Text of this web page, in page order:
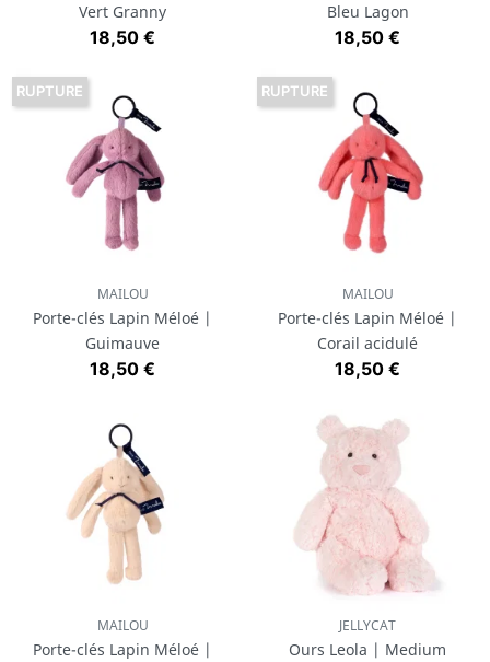
Vert Granny
Prix
18,50 €
Bleu Lagon
Prix
18,50 €
MAILOU
Porte-clés Lapin Méloé |
Guimauve
Prix
18,50 €
RUPTURE
MAILOU
Porte-clés Lapin Méloé |
Corail acidulé
Prix
18,50 €
RUPTURE
MAILOU
Porte-clés Lapin Méloé |
JELLYCAT
Ours Leola | Medium